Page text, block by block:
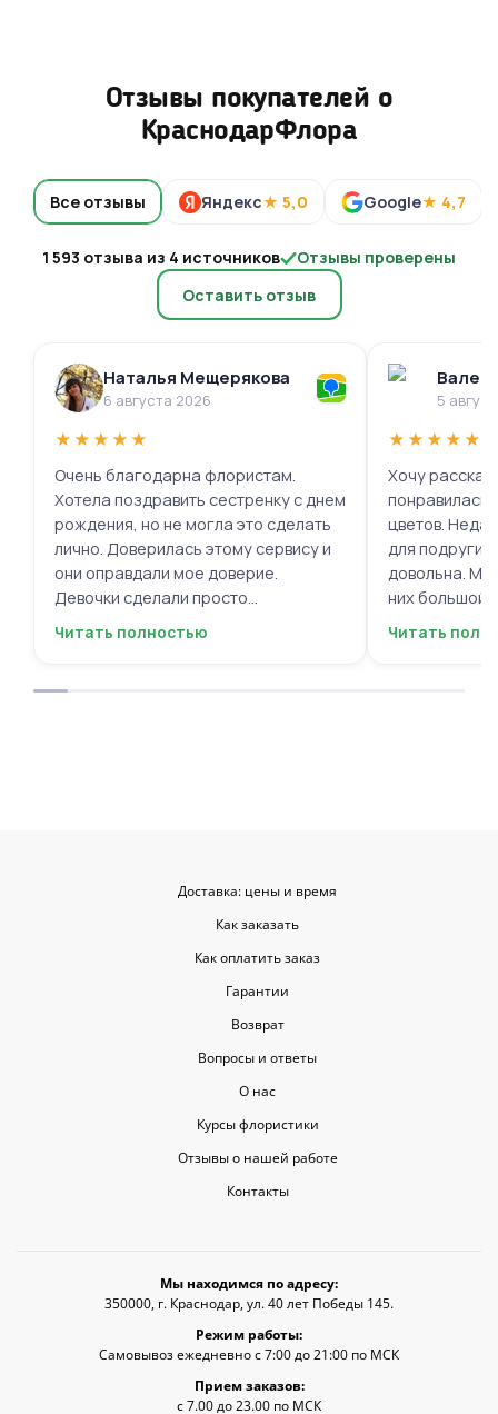
Отзывы покупателей о
КраснодарФлора
Все отзывы Яндекс★ 5,0 Google★ 4,7
1 593 отзыва из 4 источников
Отзывы проверены
Оставить отзыв
Наталья Мещерякова
6 августа 2026
★★★★★
Очень благодарна флористам.
Хотела поздравить сестренку с днем
рождения, но не могла это сделать
лично. Доверилась этому сервису и
они оправдали мое доверие.
Девочки сделали просто
фантастическую цветочную
для согласования. Все заботливо
Читать полностью
5
★★★★★
Хочу
понравилась
цветов.
для подруги,
довольна.
них большой
композиций,
Читать
Доставка: цены и время
Как заказать
Как оплатить заказ
Гарантии
Возврат
Вопросы и ответы
О нас
Курсы флористики
Отзывы о нашей работе
Контакты
Мы находимся по адресу:
350000, г. Краснодар, ул. 40 лет Победы 145.
Режим работы:
Самовывоз ежедневно с 7:00 до 21:00 по МСК
Прием заказов:
с 7.00 до 23.00 по МСК